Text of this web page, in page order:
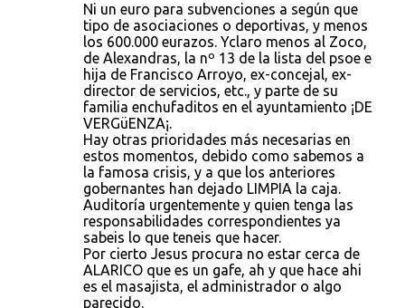
Ni un euro para subvenciones a según que
tipo de asociaciones o deportivas, y menos
los 600.000 eurazos. Yclaro menos al Zoco,
de Alexandras, la nº 13 de la lista del psoe e
hija de Francisco Arroyo, ex-concejal, ex-
director de servicios, etc., y parte de su
familia enchufaditos en el ayuntamiento ¡DE
VERGüENZA¡.
Hay otras prioridades más necesarias en
estos momentos, debido como sabemos a
la famosa crisis, y a que los anteriores
gobernantes han dejado LIMPIA la caja.
Auditoría urgentemente y quien tenga las
responsabilidades correspondientes ya
sabeis lo que teneis que hacer.
Por cierto Jesus procura no estar cerca de
ALARICO que es un gafe, ah y que hace ahi
es el masajista, el administrador o algo
parecido.